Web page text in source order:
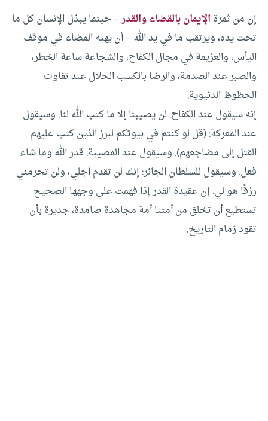
إن من ثمرة الإيمان بالقضاء والقدر– حينما يبذل الإنسان كل ما
تحت يده، ويرتقب ما في يد الله – أن يهبه المضاء في موقف
اليأس، والعزيمة في مجال الكفاح، والشجاعة ساعة الخطر،
والصبر عند الصدمة، والرضا بالكسب الحلال عند تفاوت
الحظوظ الدنيوية.
إنه سيقول عند الكفاح: لن يصيبنا إلا ما كتب الله لنا. وسيقول
عند المعركة: (قل لو كنتم في بيوتكم لبرز الذين كتب عليهم
القتل إلى مضاجعهم). وسيقول عند المصيبة: قدر الله وما شاء
فعل. وسيقول للسلطان الجائر: إنك لن تقدم أجلي، ولن تحرمني
رزقًا هو لي. إن عقيدة القدر إذا فهمت على وجهها الصحيح
تستطيع أن تخلق من أمتنا أمة مجاهدة صامدة، جديرة بأن
تقود زمام التاريخ.